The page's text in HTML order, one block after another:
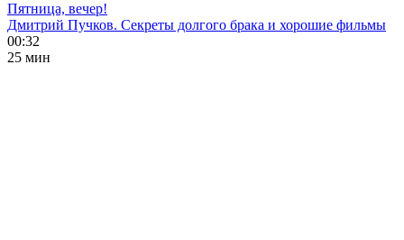
Пятница, вечер!
Дмитрий Пучков. Секреты долгого брака и хорошие фильмы
00:32
25 мин